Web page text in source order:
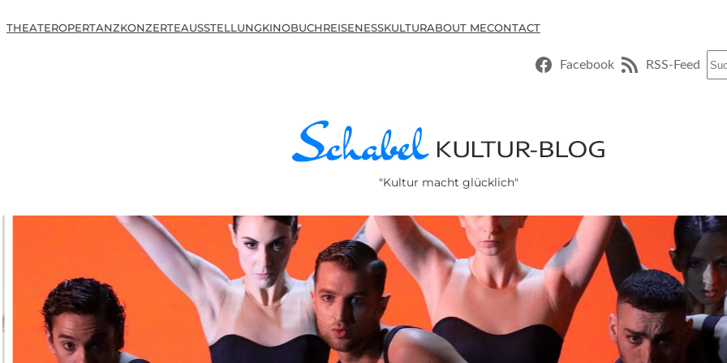
THEATEROPERTANZKONZERTEAUSSTELLUNGKINOBUCHREISENESSKULTURABOUT MECONTACT
Facebook RSS-Feed
"Kultur macht glücklich"